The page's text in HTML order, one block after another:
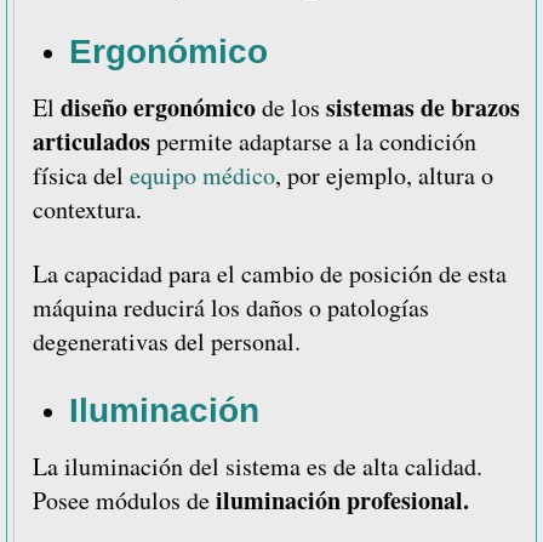
Ergonómico
El diseño ergonómicode los sistemas de brazos
articuladospermite adaptarse a la condición
física del equipo médico, por ejemplo, altura o
contextura.
La capacidad para el cambio de posición de esta
máquina reducirá los daños o patologías
degenerativas del personal.
Iluminación
La iluminación del sistema es de alta calidad.
Posee módulos deiluminación profesional.